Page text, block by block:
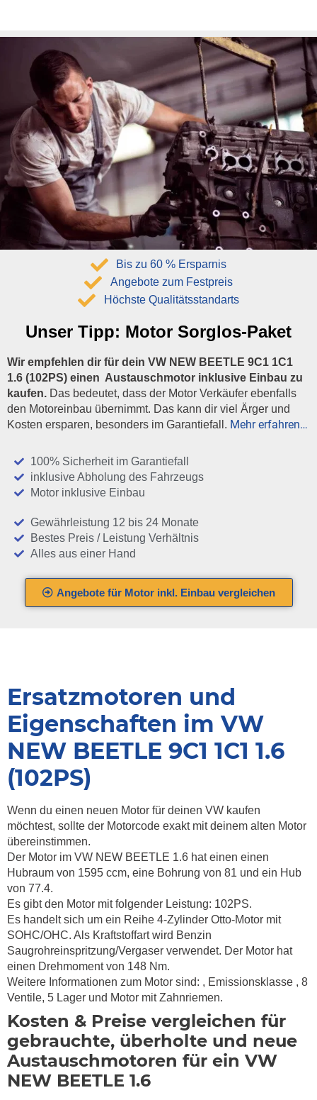
Unser Tipp: Motor Sorglos-Paket
Wir empfehlen dir für dein VW NEW BEETLE 9C1 1C1
1.6 (102PS) einen Austauschmotor inklusive Einbau zu
kaufen. Das bedeutet, dass der Motor Verkäufer ebenfalls
den Motoreinbau übernimmt. Das kann dir viel Ärger und
Kosten ersparen, besonders im Garantiefall. Mehr erfahren…
100% Sicherheit im Garantiefall
inklusive Abholung des Fahrzeugs
Motor inklusive Einbau
Gewährleistung 12 bis 24 Monate
Bestes Preis / Leistung Verhältnis
Alles aus einer Hand
Angebote für Motor inkl. Einbau vergleichen
Bis zu 60 % Ersparnis
Angebote zum Festpreis
Höchste Qualitätsstandarts
Ersatzmotoren und
Eigenschaften im VW
NEW BEETLE 9C1 1C1 1.6
(102PS)
Wenn du einen neuen Motor für deinen VW kaufen
möchtest, sollte der Motorcode exakt mit deinem alten Motor
übereinstimmen.
Der Motor im VW NEW BEETLE 1.6 hat einen einen
Hubraum von 1595 ccm, eine Bohrung von 81 und ein Hub
von 77.4.
Es gibt den Motor mit folgender Leistung: 102PS.
Es handelt sich um ein Reihe 4-Zylinder Otto-Motor mit
SOHC/OHC. Als Kraftstoffart wird Benzin
Saugrohreinspritzung/Vergaser verwendet. Der Motor hat
einen Drehmoment von 148 Nm.
Weitere Informationen zum Motor sind: , Emissionsklasse , 8
Ventile, 5 Lager und Motor mit Zahnriemen.
Kosten & Preise vergleichen für
gebrauchte, überholte und neue
Austauschmotoren für ein VW
NEW BEETLE 1.6